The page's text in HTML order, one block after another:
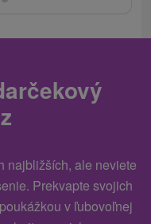
najbližších, ale neviete
Prekvapte svojich
v ľubovoľnej